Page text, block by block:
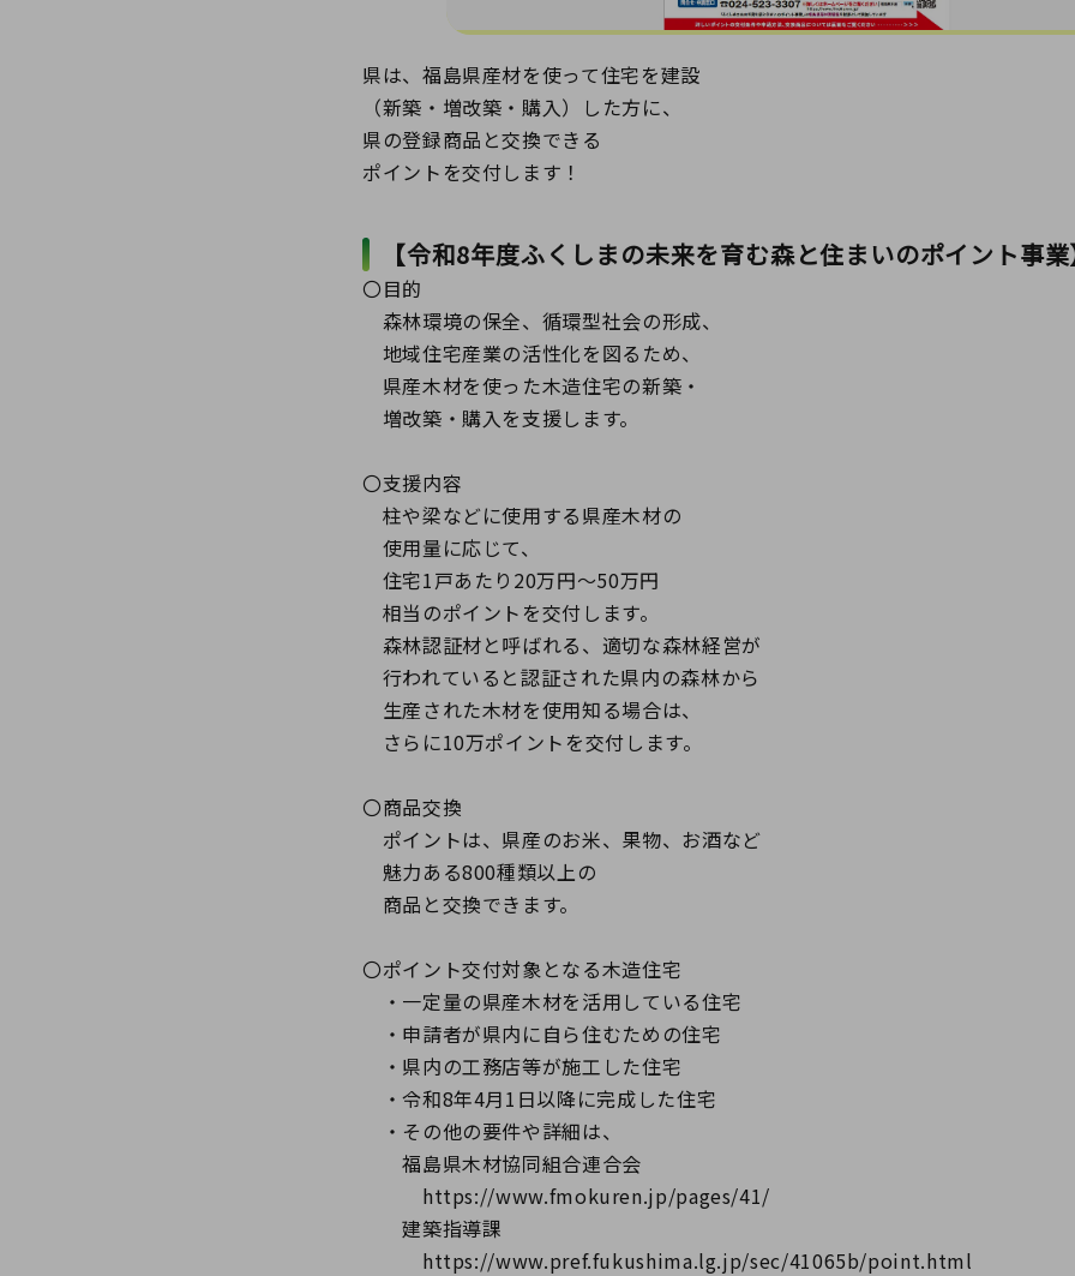
県は、福島県産材を使って住宅を建設
（新築・増改築・購入）した方に、
県の登録商品と交換できる
ポイントを交付します！
【令和8年度ふくしまの未来を育む森と住まいのポイント事
〇目的
森林環境の保全、循環型社会の形成、
地域住宅産業の活性化を図るため、
県産木材を使った木造住宅の新築・
増改築・購入を支援します。
〇支援内容
柱や梁などに使用する県産木材の
使用量に応じて、
住宅1戸あたり20万円～50万円
相当のポイントを交付します。
森林認証材と呼ばれる、適切な森林経営が
行われていると認証された県内の森林から
生産された木材を使用知る場合は、
さらに10万ポイントを交付します。
〇商品交換
ポイントは、県産のお米、果物、お酒など
魅力ある800種類以上の
商品と交換できます。
〇ポイント交付対象となる木造住宅
・一定量の県産木材を活用している住宅
・申請者が県内に自ら住むための住宅
・県内の工務店等が施工した住宅
・令和8年4月1日以降に完成した住宅
・その他の要件や詳細は、
福島県木材協同組合連合会
https://www.fmokuren.jp/pages/41/
建築指導課
https://www.pref.fukushima.lg.jp/sec/41065b/point.html